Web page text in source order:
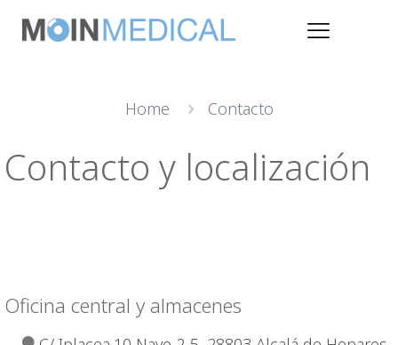
Home Contacto
Contacto y localización
Oficina central y almacenes